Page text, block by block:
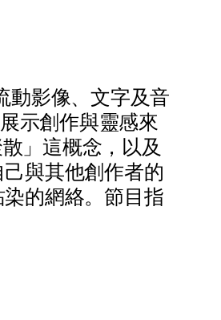
動影像、文字及音
展示創作與靈感來
散 」這概念 ， 以及
己與其他創作者的
染的網絡。 節目指